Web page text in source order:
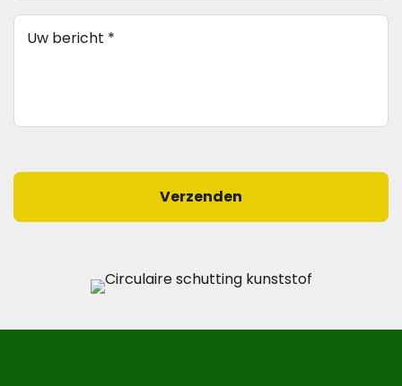
huisnummer(Vereist)
Bericht